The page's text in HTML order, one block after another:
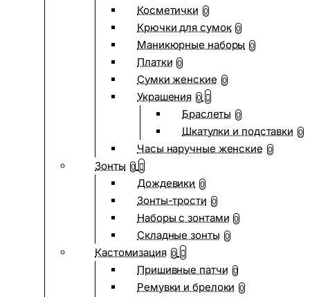
Косметички 0
Крючки для сумок 0
Маникюрные наборы 0
Платки 0
Сумки женские 0
Украшения 0
Браслеты 0
Шкатулки и подставки 0
Часы наручные женские 0
Зонты 0
Дождевики 0
Зонты-трости 0
Наборы с зонтами 0
Складные зонты 0
Кастомизация 0
Пришивные патчи 0
Ремувки и брелоки 0